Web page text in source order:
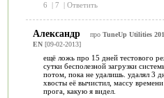
6
| 7 | Ответить
Александр про TuneUp Utilities
EN[09-02-2013]
ещё ложь про 15 дней тестового
сутки бесполезной загрузки
потом, пока не удалишь. удалял 3
хвосты её вычистил, массу
прога, какую я видел.